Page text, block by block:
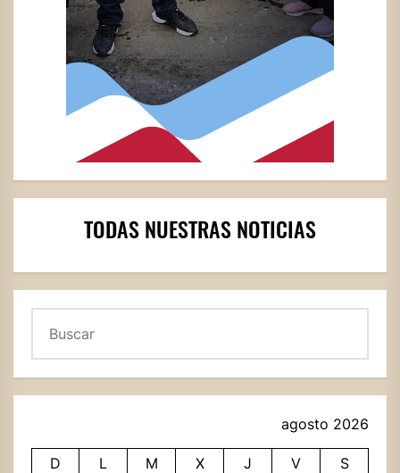
TODAS NUESTRAS NOTICIAS
agosto 2026
D L M X J V
S